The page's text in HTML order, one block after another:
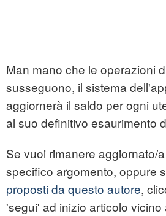
Man mano che le operazioni
susseguono, il sistema
aggiornerà il saldo per ogni
al suo definitivo esaurimento
Se vuoi rimanere aggiornato/
specifico argomento, oppure
proposti da questo autore,
'segui' ad inizio articolo vicino